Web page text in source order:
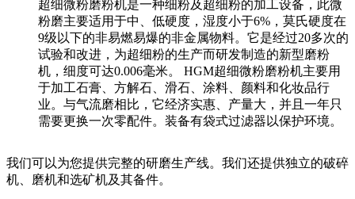
超细微粉磨粉机是一种细粉及超细粉的加工设备，此微
粉磨主要适用于中、低硬度，湿度小于6%，莫氏硬度在
9级以下的非易燃易爆的非金属物料。它是经过20多次的
试验和改进，为超细粉的生产而研发制造的新型磨粉
机，细度可达0.006毫米。 HGM超细微粉磨粉机主要用
于加工石膏、方解石、滑石、涂料、颜料和化妆品行
业。与气流磨相比，它经济实惠、产量大，并且一年只
需要更换一次零配件。装备有袋式过滤器以保护环境。
我们可以为您提供完整的研磨生产线。我们还提供独立的破碎
机、磨机和选矿机及其备件。